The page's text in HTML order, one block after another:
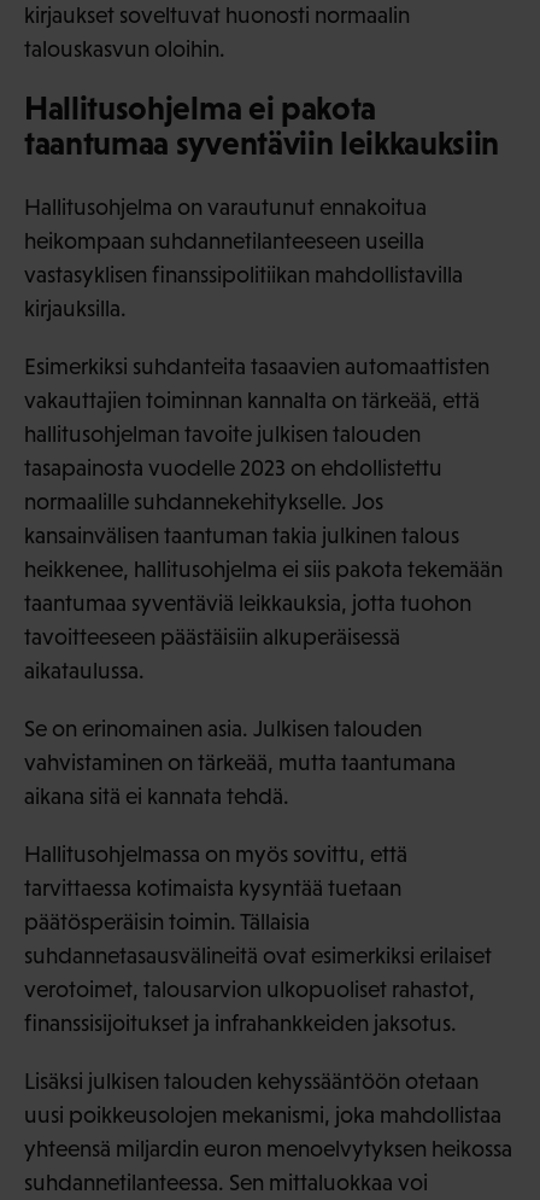
kirjaukset soveltuvat huonosti normaalin
talouskasvun oloihin.
Hallitusohjelma ei pakota
taantumaa syventäviin leikkauksiin
Hallitusohjelma on varautunut ennakoitua
heikompaan suhdannetilanteeseen useilla
vastasyklisen finanssipolitiikan mahdollistavilla
kirjauksilla.
Esimerkiksi suhdanteita tasaavien automaattisten
vakauttajien toiminnan kannalta on tärkeää, että
hallitusohjelman tavoite julkisen talouden
tasapainosta vuodelle 2023 on ehdollistettu
normaalille suhdannekehitykselle. Jos
kansainvälisen taantuman takia julkinen talous
heikkenee, hallitusohjelma ei siis pakota tekemään
taantumaa syventäviä leikkauksia, jotta tuohon
tavoitteeseen päästäisiin alkuperäisessä
aikataulussa.
Se on erinomainen asia. Julkisen talouden
vahvistaminen on tärkeää, mutta taantumana
aikana sitä ei kannata tehdä.
Hallitusohjelmassa on myös sovittu, että
tarvittaessa kotimaista kysyntää tuetaan
päätösperäisin toimin. Tällaisia
suhdannetasausvälineitä ovat esimerkiksi erilaiset
verotoimet, talousarvion ulkopuoliset rahastot,
finanssisijoitukset ja infrahankkeiden jaksotus.
Lisäksi julkisen talouden kehyssääntöön otetaan
uusi poikkeusolojen mekanismi, joka mahdollistaa
yhteensä miljardin euron menoelvytyksen heikossa
suhdannetilanteessa. Sen mittaluokkaa voi